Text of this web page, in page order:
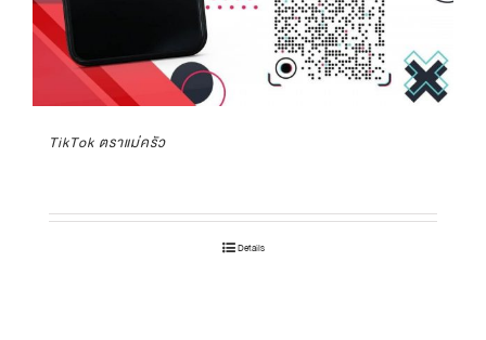
TikTok ตราแม่ครัว
Details